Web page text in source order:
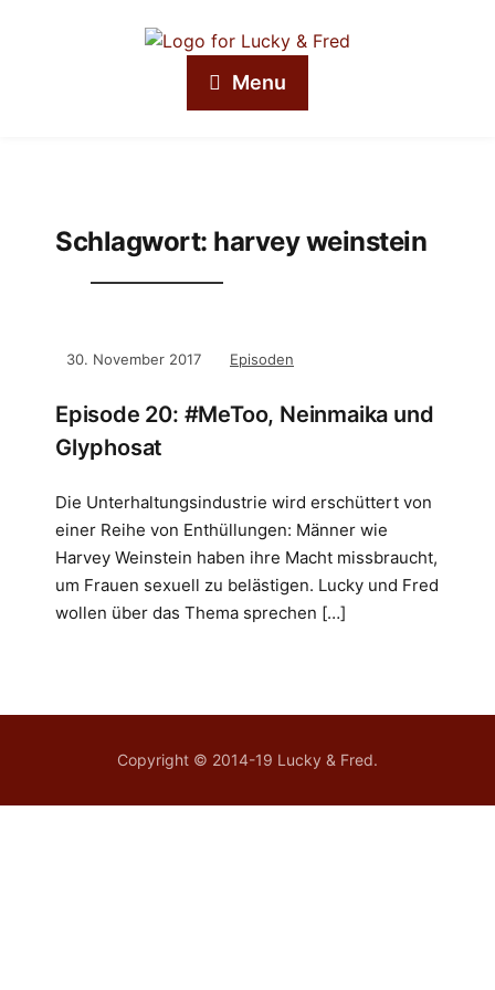
Menu
Schlagwort: harvey weinstein
30. November 2017 Episoden
Episode 20: #MeToo, Neinmaika und
Glyphosat
Die Unterhaltungsindustrie wird erschüttert von
einer Reihe von Enthüllungen: Männer wie
Harvey Weinstein haben ihre Macht missbraucht,
um Frauen sexuell zu belästigen. Lucky und Fred
wollen über das Thema sprechen […]
Copyright © 2014-19 Lucky & Fred.